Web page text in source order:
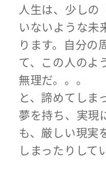
人生は、少しの
いないような未
ります。 自分の
て、この人のよ
無理だ。。。
と、諦めてしま
夢を持ち、実現
も、 厳しい現実
しまったりして